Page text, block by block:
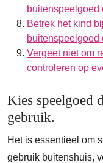
buitenspeelgoed
Betrek het kind
buitenspeelgoed
Vergeet niet om
controleren op
Kies speelgoed
gebruik.
Het is essentieel om
gebruik buitenshuis,